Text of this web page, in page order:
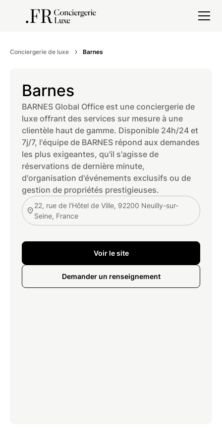
Conciergerie de luxe Barnes
Barnes
BARNES Global Office est une conciergerie de
luxe offrant des services sur mesure à une
clientèle haut de gamme. Disponible 24h/24 et
7j/7, l'équipe de BARNES répond aux demandes
les plus exigeantes, qu'il s'agisse de
réservations de dernière minute,
d'organisation d'événements exclusifs ou de
gestion de propriétés prestigieuses.
22, rue de l'Hôtel de Ville, 92200 Neuilly-sur-
Seine, France
Voir le site
Demander un renseignement